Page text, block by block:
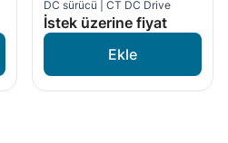
DC sürücü | CT DC Drive
İstek üzerine fiyat